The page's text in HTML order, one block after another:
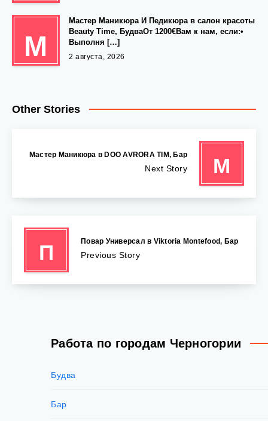
М
Мастер Маникюра И Педикюра в салон красоты
Beauty Time, БудваОт 1200€Вам к нам, если:•
Выполня […]
2 августа, 2026
Other Stories
М
Мастер Маникюра в DOO AVRORA TIM, Бар
Next Story
П Повар Универсал в Viktoria Montefood, Бар
Previous Story
Работа по городам Черногории
Будва
Бар